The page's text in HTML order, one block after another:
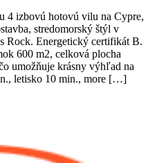
4 izbovú hotovú vilu na Cypre,
stredomorský štýl v
Rock. Energetický certifikát B.
600 m2, celková plocha
umožňuje krásny výhľad na
letisko 10 min., more […]